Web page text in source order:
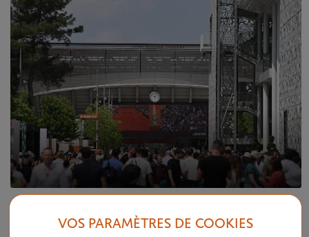
Qualifications 2024 : revivez la fin du
VOS PARAMÈTRES DE COOKIES